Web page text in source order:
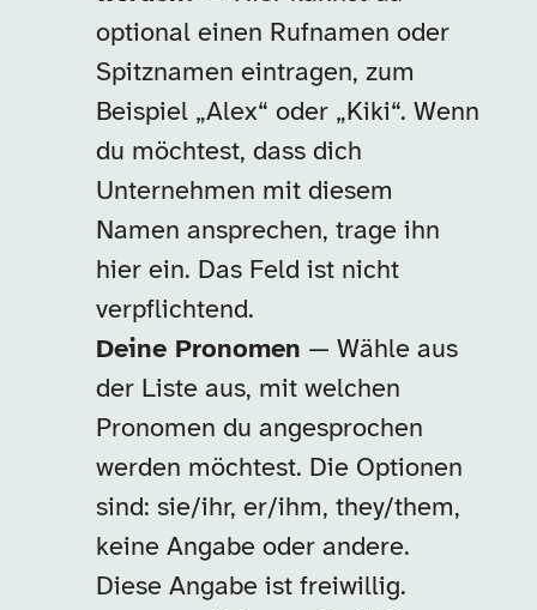
optional einen Rufnamen oder
Spitznamen eintragen, zum
Beispiel „Alex“ oder „Kiki“. Wenn
du möchtest, dass dich
Unternehmen mit diesem
Namen ansprechen, trage ihn
hier ein. Das Feld ist nicht
verpflichtend.
Deine Pronomen — Wähle aus
der Liste aus, mit welchen
Pronomen du angesprochen
werden möchtest. Die Optionen
sind: sie/ihr, er/ihm, they/them,
keine Angabe oder andere.
Diese Angabe ist freiwillig.